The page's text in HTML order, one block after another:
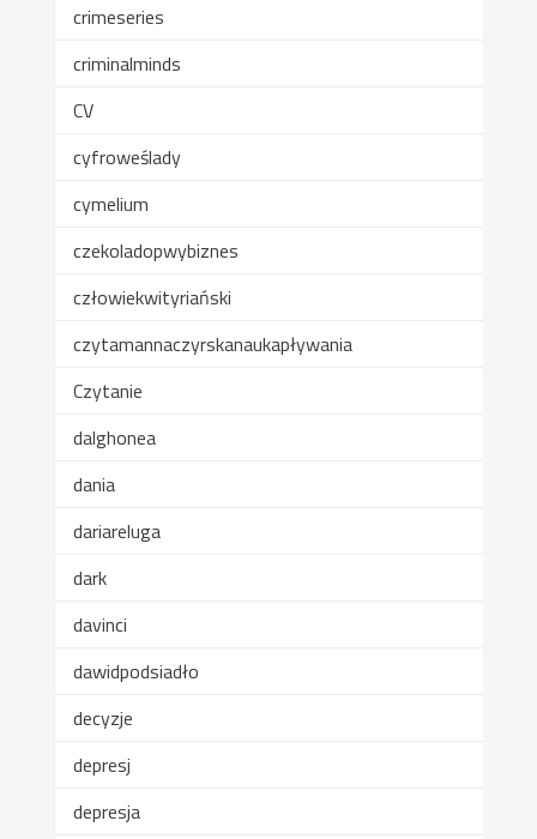
crimeseries
criminalminds
CV
cyfroweślady
cymelium
czekoladopwybiznes
człowiekwityriański
czytamannaczyrskanaukapływania
Czytanie
dalghonea
dania
dariareluga
dark
davinci
dawidpodsiadło
decyzje
depresj
depresja